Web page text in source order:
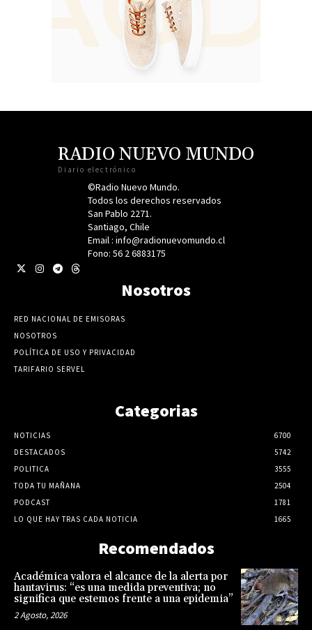
RADIO NUEVO MUNDO
Diario electrónico
©Radio Nuevo Mundo.
Todos los derechos reservados
San Pablo 2271.
Santiago, Chile
Email : info@radionuevomundo.cl
Fono: 56 2 6883175
Nosotros
RED NACIONAL DE EMISORAS
NOSOTROS
POLÍTICA DE USO Y PRIVACIDAD
TARIFARIO SERVEL
Categorias
NOTICIAS
6700
DESTACADOS
5742
POLITICA
3555
TODA TU MAÑANA
2504
PODCAST
1781
LO QUE HAY TRAS CADA NOTICIA
1665
Recomendados
Académica valora el alcance de la alerta por
hantavirus: “es una medida preventiva; no
significa que estemos frente a una epidemia”
2 Agosto, 2026